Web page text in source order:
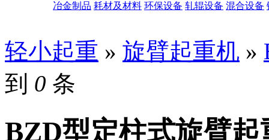
冶金制品 耗材及材料 环保设备 轧辊设备 混合设备
轻小起重 » 旋臂起重机 »
到 0 条
BZD型定柱式旋臂起